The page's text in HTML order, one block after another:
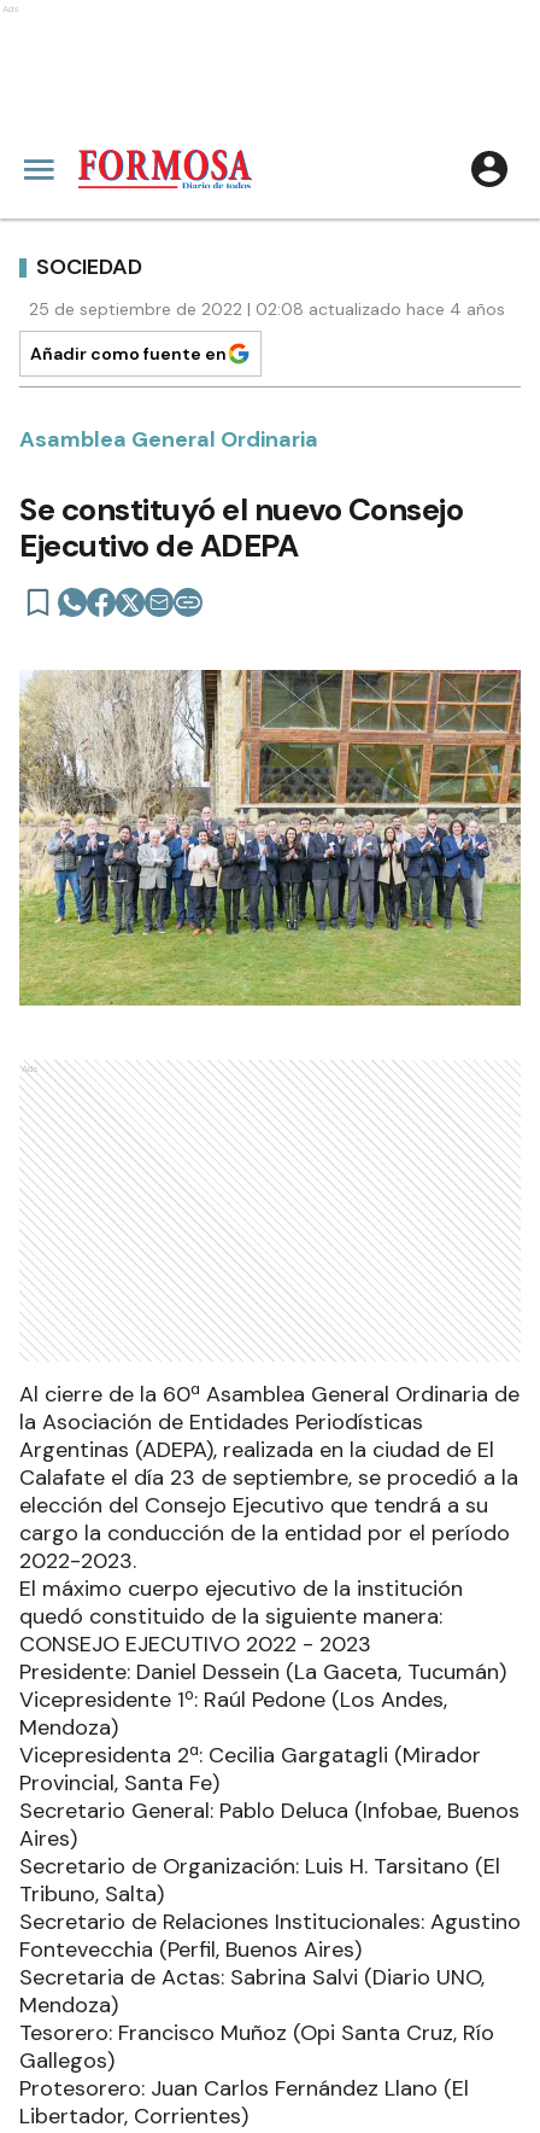
Ads
SOCIEDAD
25 de septiembre de 2022 | 02:08 actualizado hace 4 años
Añadir como fuente en
Asamblea General Ordinaria
Se constituyó el nuevo Consejo
Ejecutivo de ADEPA
Ads
Al cierre de la 60ª Asamblea General Ordinaria de
la Asociación de Entidades Periodísticas
Argentinas (ADEPA), realizada en la ciudad de El
Calafate el día 23 de septiembre, se procedió a la
elección del Consejo Ejecutivo que tendrá a su
cargo la conducción de la entidad por el período
2022-2023.
El máximo cuerpo ejecutivo de la institución
quedó constituido de la siguiente manera:
CONSEJO EJECUTIVO 2022 - 2023
Presidente: Daniel Dessein (La Gaceta, Tucumán)
Vicepresidente 1º: Raúl Pedone (Los Andes,
Mendoza)
Vicepresidenta 2ª: Cecilia Gargatagli (Mirador
Provincial, Santa Fe)
Secretario General: Pablo Deluca (Infobae, Buenos
Aires)
Secretario de Organización: Luis H. Tarsitano (El
Tribuno, Salta)
Secretario de Relaciones Institucionales: Agustino
Fontevecchia (Perfil, Buenos Aires)
Secretaria de Actas: Sabrina Salvi (Diario UNO,
Mendoza)
Tesorero: Francisco Muñoz (Opi Santa Cruz, Río
Gallegos)
Protesorero: Juan Carlos Fernández Llano (El
Libertador, Corrientes)